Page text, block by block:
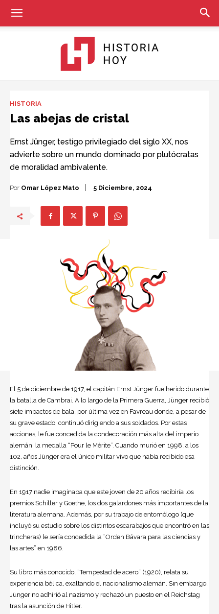
Hoy
HISTORIA
Las abejas de cristal
Ernst Jünger, testigo privilegiado del siglo XX, nos
advierte sobre un mundo dominado por plutócratas
de moralidad ambivalente.
Por Omar López Mato 5 Diciembre, 2024
El 5 de diciembre de 1917, el capitán Ernst Jünger fue herido durante
la batalla de Cambrai. A lo largo de la Primera Guerra, Jünger recibió
siete impactos de bala, por última vez en Favreau donde, a pesar de
su grave estado, continuó dirigiendo a sus soldados. Por estas
acciones, le fue concedida la condecoración más alta del imperio
alemán, la medalla “Pour le Mérite”. Cuando murió en 1998, a los
102, años Jünger era el único militar vivo que había recibido esa
distinción.
En 1917 nadie imaginaba que este joven de 20 años recibiría los
premios Schiller y Goethe, los dos galardones más importantes de la
literatura alemana. Además, por su trabajo de entomólogo (que
incluyó su estudio sobre los distintos escarabajos que encontró en las
trincheras) le sería concedida la “Orden Bávara para las ciencias y
las artes” en 1986.
Su libro más conocido, “Tempestad de acero” (1920), relata su
experiencia bélica, exaltando el nacionalismo alemán. Sin embargo,
Jünger no adhirió al nazismo y rechazó un puesto en el Reichstag
tras la asunción de Hitler.